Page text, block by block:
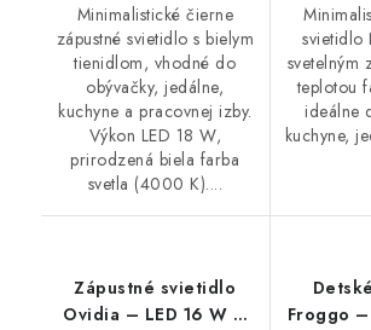
Minimalistické čierne
zápustné svietidlo s bielym
tienidlom, vhodné do
obývačky, jedálne,
kuchyne a pracovnej izby.
Výkon LED 18 W,
prirodzená biela farba
svetla (4000 K)....
svietidlo
svetelným
teplotou
ideálne
kuchyne,
Zápustné svietidlo
Ovidia – LED 16 W –
Froggo